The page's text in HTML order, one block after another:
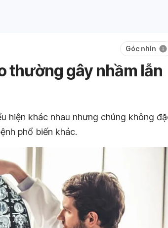
Góc nhìn
thường gây nhầm lẫn
hiện khác nhau nhưng chúng không
phổ biến khác.